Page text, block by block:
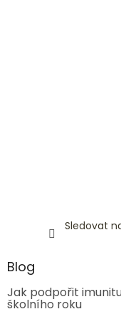
Sledovat
Blog
Jak podpořit
školního roku